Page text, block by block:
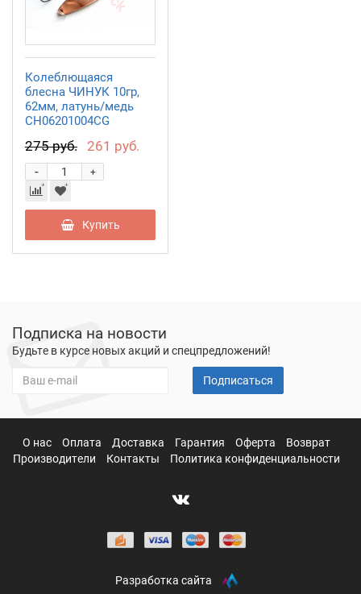
Колеблющаяся
блесна ЧИНУК 10гр,
62мм, латунь/медь
CH06201004CG
275 руб. 261 руб.
+
-
Купить
Подписка на новости
Будьте в курсе новых акций и спецпредложений!
Подписаться
О нас Оплата Доставка Гарантия Оферта
Возврат
Производители
Контакты Политика конфиденциальности
Разработка сайта